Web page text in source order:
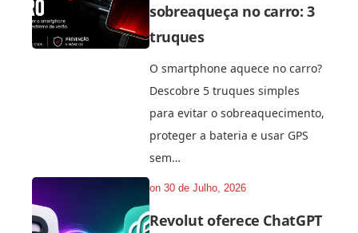
sobreaqueça no carro: 3
truques
O smartphone aquece no carro?
Descobre 5 truques simples
para evitar o sobreaquecimento,
proteger a bateria e usar GPS
sem…
on30 de Julho, 2026
Revolut oferece ChatGPT